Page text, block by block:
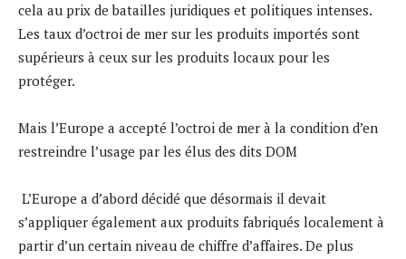
cela au prix de batailles juridiques et politiques intenses.
Les taux d’octroi de mer sur les produits importés sont
supérieurs à ceux sur les produits locaux pour les
protéger.
Mais l’Europe a accepté l’octroi de mer à la condition d’en
restreindre l’usage par les élus des dits DOM
L’Europe a d’abord décidé que désormais il devait
s’appliquer également aux produits fabriqués localement à
partir d’un certain niveau de chiffre d’affaires. De plus